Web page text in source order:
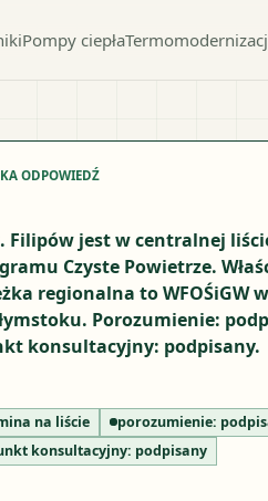
Pompy ciepła
ODPOWIEDŹ
Filipów jest w centralnej
Czyste Powietrze.
regionalna to WFOŚiGW w
Porozumienie:
konsultacyjny: podpisany.
na liście porozumienie:
konsultacyjny: podpisany